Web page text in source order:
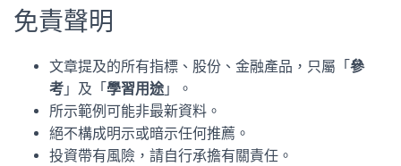
免責聲明
文章提及的所有指標、股份、金融產品，只屬「 參
考 」及「 學習用途 」。
所示範例可能非最新資料。
絕不構成明示或暗示任何推薦。
投資帶有風險，請自行承擔有關責任。